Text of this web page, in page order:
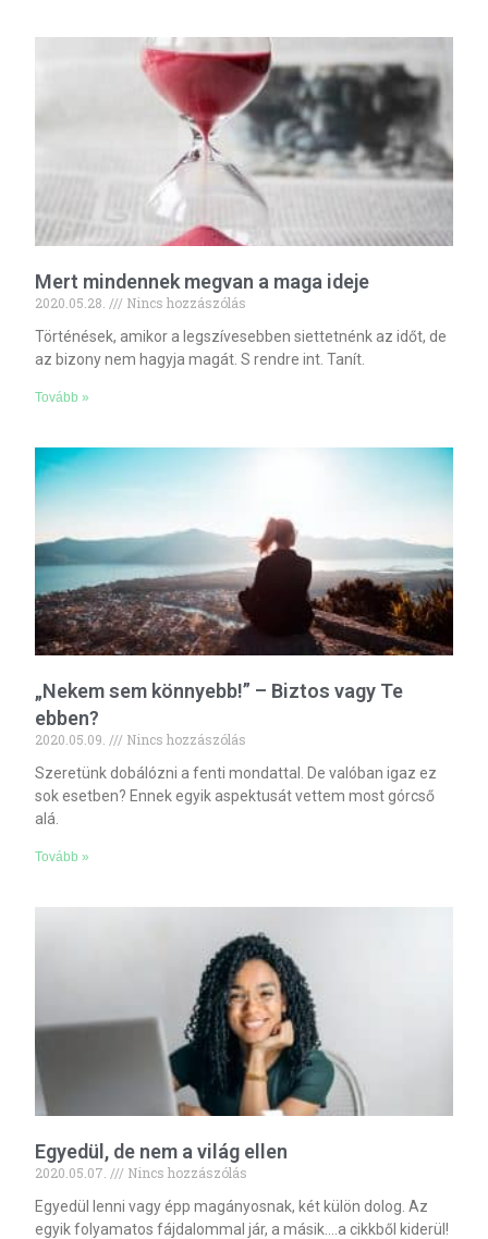
Mert mindennek megvan a maga ideje
2020.05.28.
Nincs hozzászólás
Történések, amikor a legszívesebben siettetnénk az időt, de
az bizony nem hagyja magát. S rendre int. Tanít.
Tovább »
„Nekem sem könnyebb!” – Biztos vagy Te
ebben?
2020.05.09.
Nincs hozzászólás
Szeretünk dobálózni a fenti mondattal. De valóban igaz ez
sok esetben? Ennek egyik aspektusát vettem most górcső
alá.
Tovább »
Egyedül, de nem a világ ellen
2020.05.07.
Nincs hozzászólás
Egyedül lenni vagy épp magányosnak, két külön dolog. Az
egyik folyamatos fájdalommal jár, a másik….a cikkből kiderül!